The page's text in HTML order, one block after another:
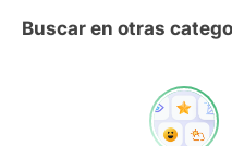
Buscar en otras